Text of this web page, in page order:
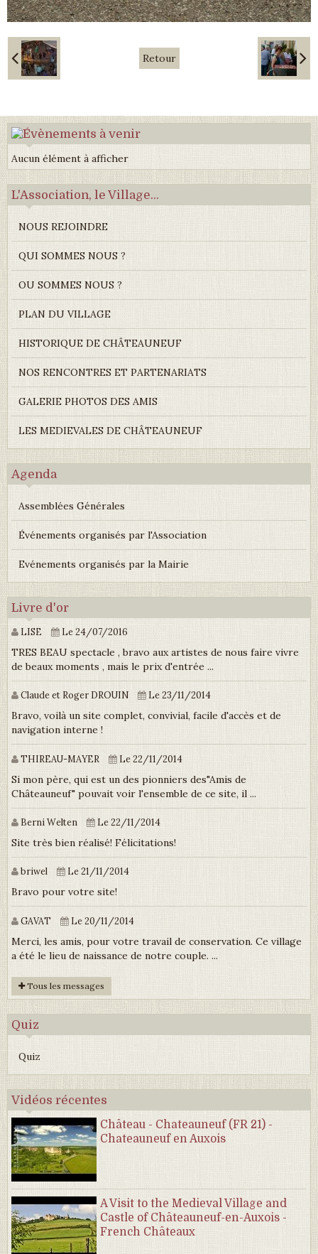
Retour
Aucun élément à afficher
L'Association, le Village...
NOUS REJOINDRE
QUI SOMMES NOUS ?
OU SOMMES NOUS ?
PLAN DU VILLAGE
HISTORIQUE DE CHÂTEAUNEUF
NOS RENCONTRES ET PARTENARIATS
GALERIE PHOTOS DES AMIS
LES MEDIEVALES DE CHÂTEAUNEUF
Agenda
Assemblées Générales
Événements organisés par l'Association
Evénements organisés par la Mairie
Livre d'or
LISE Le 24/07/2016
TRES BEAU spectacle , bravo aux artistes de nous faire vivre
de beaux moments , mais le prix d'entrée ...
Claude et Roger DROUIN Le 23/11/2014
Bravo, voilà un site complet, convivial, facile d'accès et de
navigation interne !
THIREAU-MAYER Le 22/11/2014
Si mon père, qui est un des pionniers des"Amis de
Châteauneuf" pouvait voir l'ensemble de ce site, il ...
Berni Welten Le 22/11/2014
Site très bien réalisé! Félicitations!
briwel Le 21/11/2014
Bravo pour votre site!
GAVAT Le 20/11/2014
Merci, les amis, pour votre travail de conservation. Ce village
a été le lieu de naissance de notre couple. ...
Tous les messages
Quiz
Quiz
Vidéos récentes
Château - Chateauneuf (FR 21) -
Chateauneuf en Auxois
A Visit to the Medieval Village and
Castle of Châteauneuf-en-Auxois -
French Châteaux